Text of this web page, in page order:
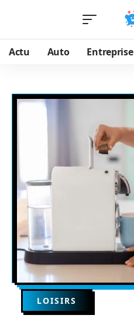
Actu Auto Entreprise
LOISIRS